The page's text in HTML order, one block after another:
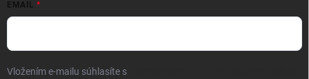
EMAIL
Vložením e-mailu súhlasíte s